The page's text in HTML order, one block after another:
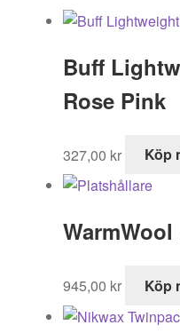
Buff
Rose Pink
327,00 kr Köp
945,00 kr Köp